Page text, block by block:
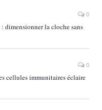
0
dimensionner la cloche sans
0
cellules immunitaires éclaire